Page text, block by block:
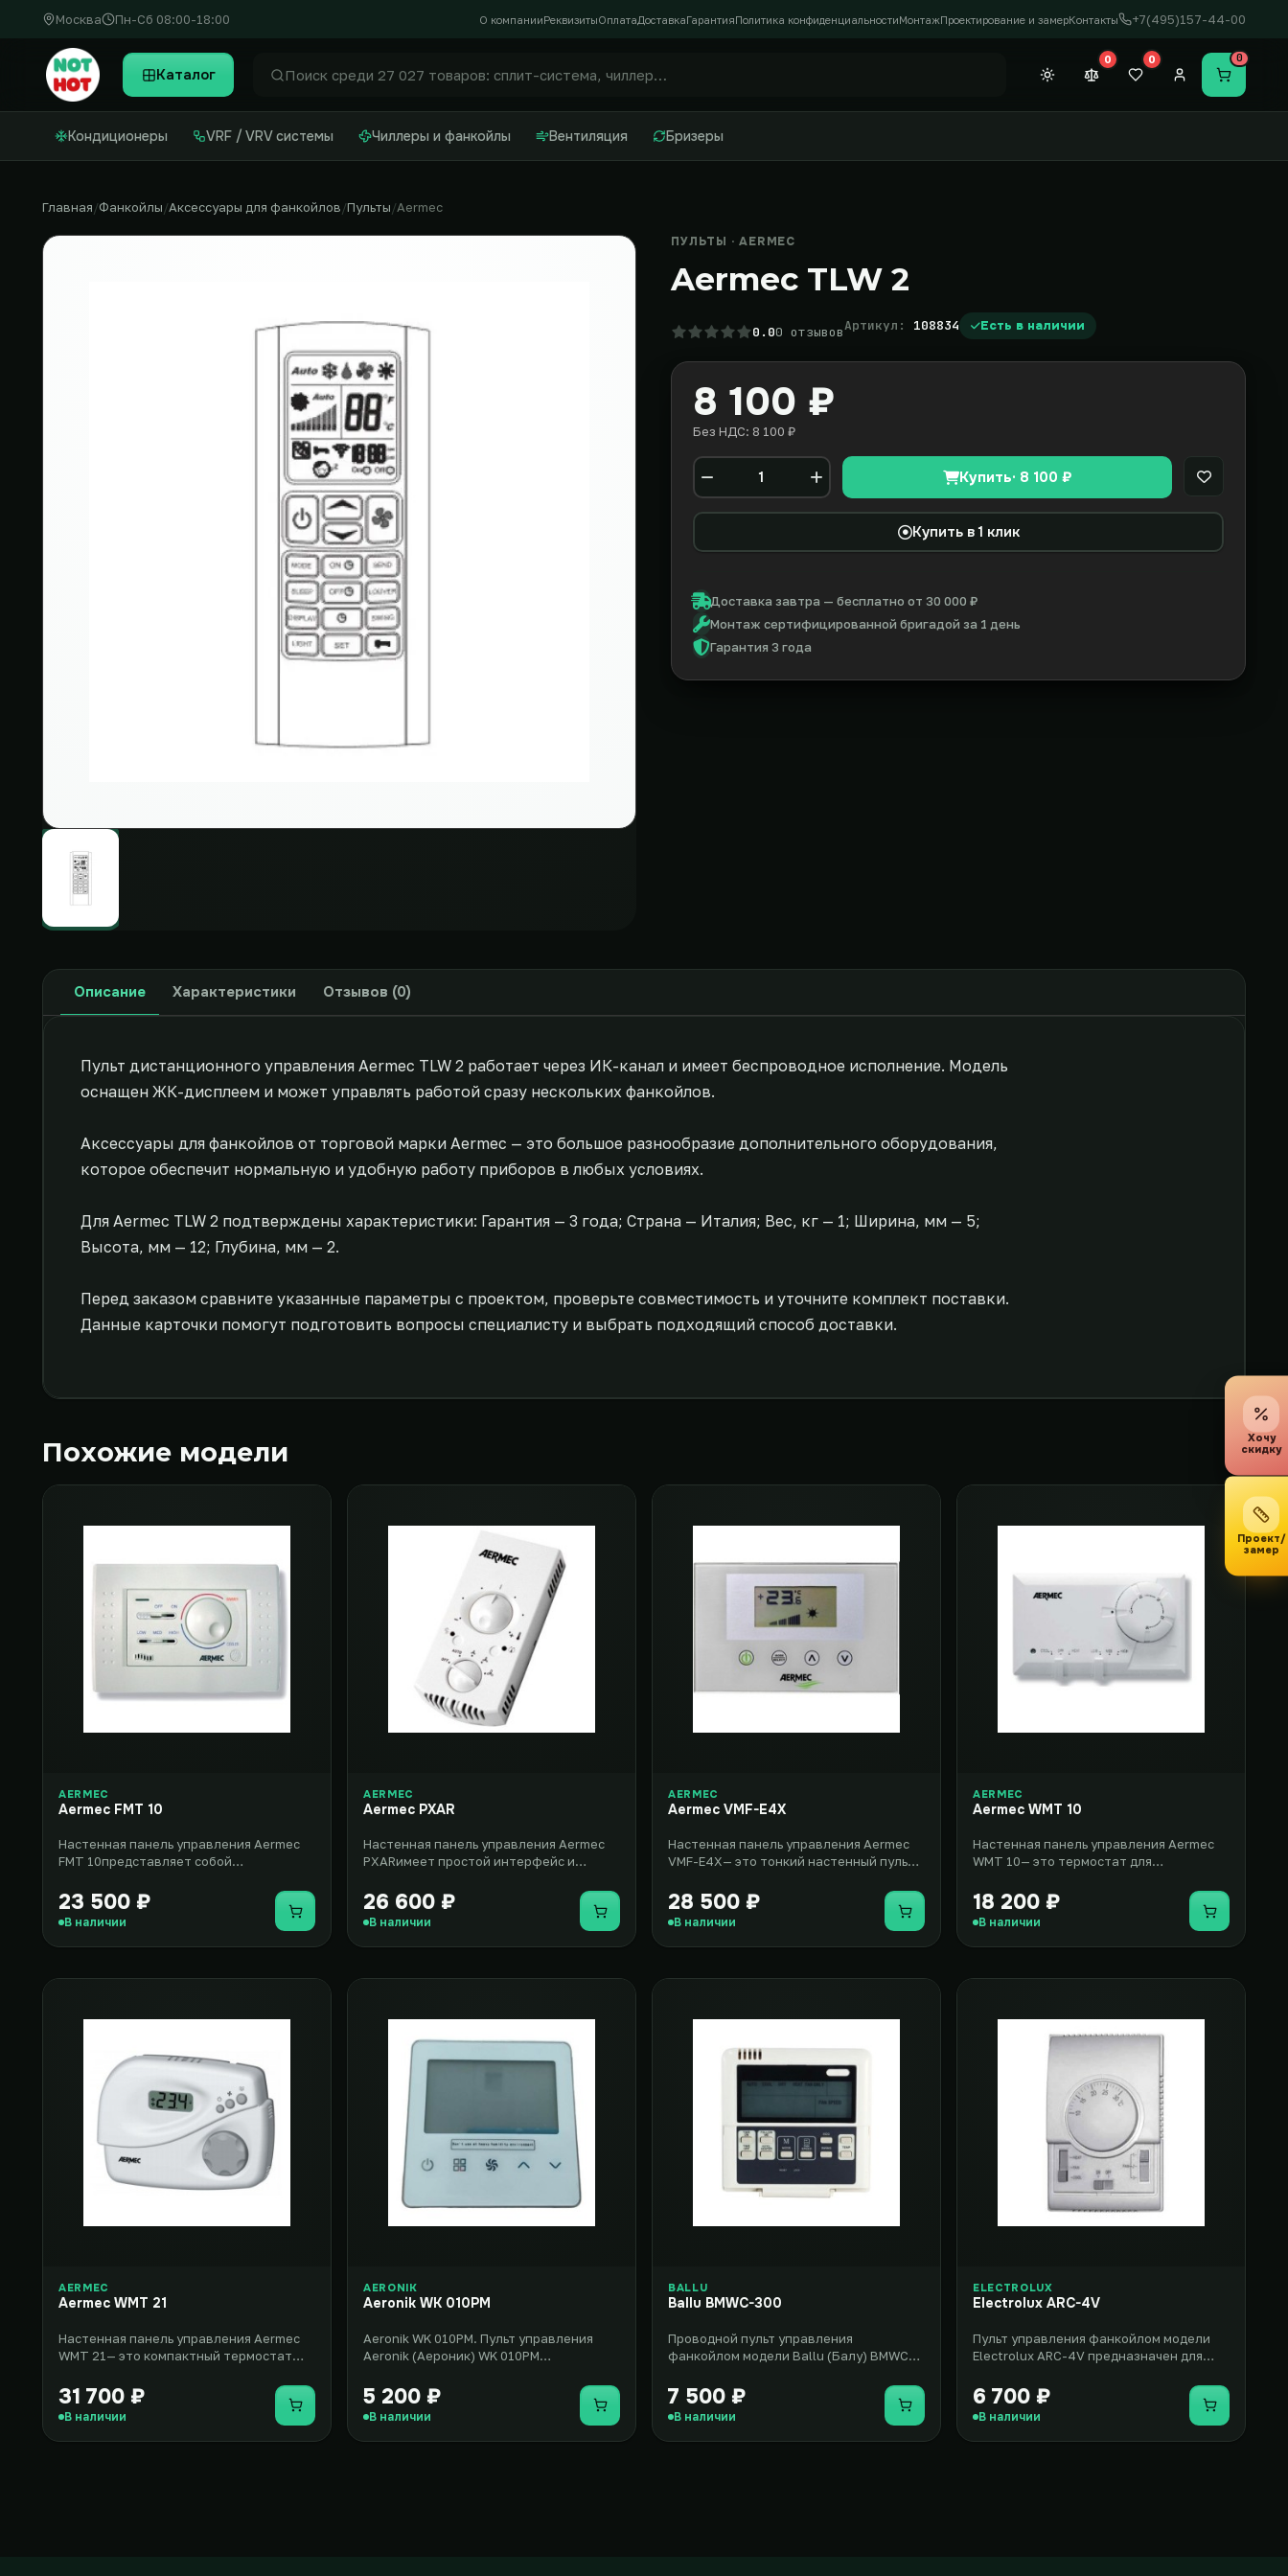
Москва Пн-Сб 08:00-18:00 О компанииРеквизитыОплатаДоставкаГарантияПолитика конфиденциальностиМонтажПроектирование и замерКонтакты +7(495)157-44-00
Каталог Найти Темная тема
0 0
Перейти
0
Кондиционеры VRF / VRV системы Чиллеры и фанкойлы Вентиляция Бризеры
Главная Фанкойлы Аксессуары для фанкойлов Пульты Aermec
ПУЛЬТЫ · AERMEC
Aermec TLW 2
0.00 отзывовАртикул: 108834 Есть в наличии
8 100 ₽
Без НДС: 8 100 ₽
Количество Купить· 8 100 ₽ В закладки
Купить в 1 клик
Доставка завтра — бесплатно от 30 000 ₽
Монтаж сертифицированной бригадой за 1 день
Гарантия 3 года
Описание Характеристики Отзывов (0)
Пульт дистанционного управления Aermec TLW 2 работает через ИК-канал и имеет беспроводное исполнение. Модель
оснащен ЖК-дисплеем и может управлять работой сразу нескольких фанкойлов.
Аксессуары для фанкойлов от торговой марки Aermec — это большое разнообразие дополнительного оборудования,
которое обеспечит нормальную и удобную работу приборов в любых условиях.
Для Aermec TLW 2 подтверждены характеристики: Гарантия — 3 года; Страна — Италия; Вес, кг — 1; Ширина, мм — 5;
Высота, мм — 12; Глубина, мм — 2.
Перед заказом сравните указанные параметры с проектом, проверьте совместимость и уточните комплект поставки.
Данные карточки помогут подготовить вопросы специалисту и выбрать подходящий способ доставки.
Похожие модели
AERMEC
Aermec FMT 10
Настенная панель управления Aermec
FMT 10представляет собой
который п..
23 500 ₽
В наличии Купить
AERMEC
Aermec PXAR
Настенная панель управления Aermec
PXARимеет простой интерфейс и
26 600 ₽
В наличии Купить
AERMEC
Aermec VMF-E4X
Настенная панель управления Aermec
VMF-E4X— это тонкий настенный пульт с
28 500 ₽
В наличии Купить
AERMEC
Aermec WMT 10
Настенная панель управления Aermec
WMT 10— это термостат для
доводч..
18 200 ₽
В наличии Купить
AERMEC
Aermec WMT 21
Настенная панель управления Aermec
WMT 21— это компактный термостат
31 700 ₽
В наличии Купить
AERONIK
Aeronik WK 010PM
Aeronik WK 010PM. Пульт управления
Aeronik (Аероник) WK 010PM
о..
5 200 ₽
В наличии Купить
BALLU
Ballu BMWC-300
Проводной пульт управления
фанкойлом модели Ballu (Балу) BMWC-
рядом..
7 500 ₽
В наличии Купить
ELECTROLUX
Electrolux ARC-4V
Пульт управления фанкойлом модели
Electrolux ARC-4V предназначен для
6 700 ₽
В наличии Купить
Хочу
скидку
Проект/
замер